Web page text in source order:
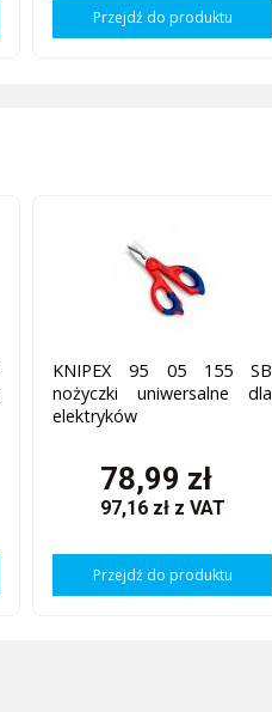
Przejdź do produktu
KNIPEX 95 05 155 SB
nożyczki uniwersalne dla
elektryków
78,99 zł
97,16 zł z VAT
Przejdź do produktu